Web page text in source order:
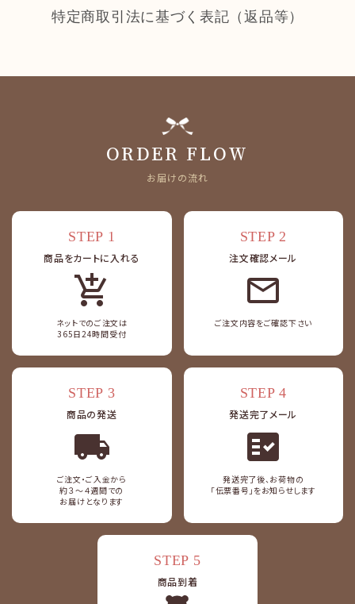
特定商取引法に基づく表記（返品等）
ORDER FLOW
お届けの流れ
STEP 1
商品をカートに入れる
add_shopping_cart
ネットでのご注文は
365日24時間受付
STEP 2
注文確認メール
ご注文内容をご確認下さい
STEP 3
商品の発送
ご注文・ご入金から
約３～４週間での
お届けとなります
STEP 4
発送完了メール
fact_check
発送完了後、お荷物の
「伝票番号」をお知らせします
STEP 5
商品到着